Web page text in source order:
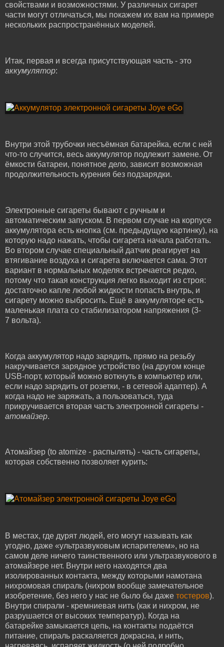
свойствами и возможностями. У различных сигарет
части могут отличаться, мы покажем их вам на примере
нескольких распространённых моделей.
Итак, первая и всегда присутствующая часть - это
аккумулятор:
Внутри этой трубочки несъёмная батарейка, если с ней
что-то случится, весь аккумулятор подлежит замене. От
ёмкости батареи, понятное дело, зависит возможная
продолжительность курения без подзарядки.
Электронные сигареты бывают с ручным и
автоматическим запуском. В первом случае на корпусе
аккумулятора есть кнопка (см. предыдущую картинку), на
которую надо нажать, чтобы сигарета начала работать.
Во втором случае специальный датчик реагирует на
втягивание воздуха и сигарета включается сама. Этот
вариант в нормальных моделях встречается редко,
потому что такая конструкция легко выходит из строя:
достаточно капле любой жидкости попасть внутрь, и
сигарету можно выбросить. Ещё в аккумуляторе есть
маленькая плата со стабилизатором напряжения (3-
7 вольта).
Когда аккумулятор надо зарядить, прямо на резьбу
накручивается зарядное устройство (на другом конце
USB-порт, который можно воткнуть в компьютер или,
если надо зарядить от розетки, - в сетевой адаптер). А
когда надо не заряжать, а пользоваться, туда
прикручивается вторая часть электронной сигареты -
атомайзер.
Атомайзер (to atomize - распылять) - часть сигареты,
которая собственно позволяет курить:
В местах, где дурят людей, его могут называть как
угодно, даже «ультразвуковым испарителем», но на
самом деле ничего таинственного или ультразвукового в
атомайзере нет. Внутри него находятся два
изолированных контакта, между которыми намотана
нихромовая спираль (нихром вообще замечательное
изобретение, без него у нас не было бы даже тостеров).
Внутри спирали - кремниевая нить (как и нихром, не
разрушается от высоких температур). Когда на
батарейке замыкается цепь, на контакты подаётся
питание, спираль раскаляется докрасна, и нить,